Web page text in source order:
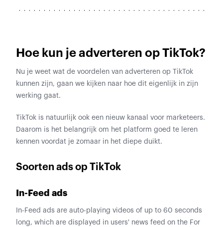
Hoe kun je adverteren op TikTok?
Nu je weet wat de voordelen van adverteren op TikTok
kunnen zijn, gaan we kijken naar hoe dit eigenlijk in zijn
werking gaat.
TikTok is natuurlijk ook een nieuw kanaal voor marketeers.
Daarom is het belangrijk om het platform goed te leren
kennen voordat je zomaar in het diepe duikt.
Soorten ads op TikTok
In-Feed ads
In-Feed ads are auto-playing videos of up to 60 seconds
long, which are displayed in users' news feed on the For